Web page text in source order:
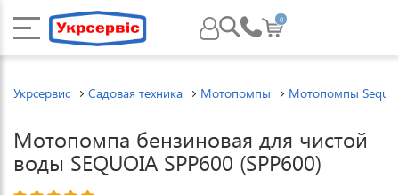
0
Укрсервис Садовая техника Мотопомпы Мотопомпы
Мотопомпа бензиновая для чистой
воды SEQUOIA SPP600 (SPP600)